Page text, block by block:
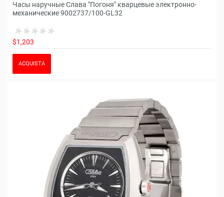
Часы наручные Слава "Погоня" кварцевые электронно-
механические 9002737/100-GL32
$1,203
ACQUISTA